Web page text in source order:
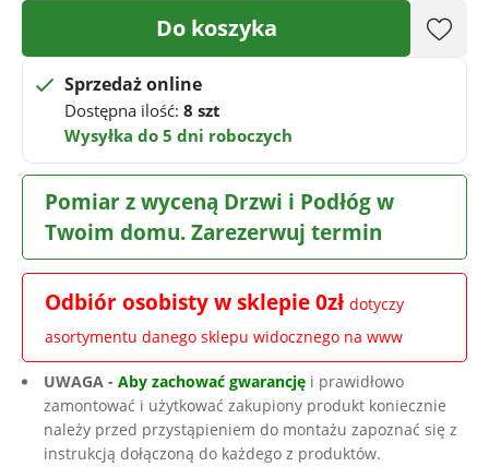
Do koszyka
Sprzedaż online
Dostępna ilość: 8 szt
Wysyłka do 5 dni roboczych
Pomiar z wyceną Drzwi i Podłóg w
Twoim domu. Zarezerwuj termin
Odbiór osobisty w sklepie 0zł dotyczy
asortymentu danego sklepu widocznego na www
UWAGA - Aby zachować gwarancję i prawidłowo
zamontować i użytkować zakupiony produkt koniecznie
należy przed przystąpieniem do montażu zapoznać się z
instrukcją dołączoną do każdego z produktów.